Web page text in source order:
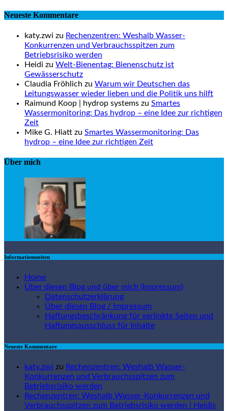
Neueste Kommentare
katy.zwi zu Rechenzentren: Weshalb Wasser-
Konkurrenzen und Verbrauchsspitzen zum
Betriebsrisiko werden
Heidi zu Welt-Bienentag: Bienenschutz ist
Gewässerschutz
Claudia Fröhlich zu Warum wir Deutschen das
Leitungswasser wieder lieben und die Politik uns hilft
Raimund Koop | hydrop systems zu Smartes
Wassermonitoring: Das hydrop – eine Idee zur richtigen
Zeit
Mike G. Hiatt zu Smartes Wassermonitoring: Das
hydrop – eine Idee zur richtigen Zeit
Über mich
Informationsseiten
Home
Über diesen Blog und über mich (Impressum)
Datenschutzerklärung
Über diesen Blog / Impressum
Haftungsbeschränkung für verlinkte Seiten und
Haftungsausschluss für Inhalte
Neueste Kommentare
katy.zwi zu Rechenzentren: Weshalb Wasser-
Konkurrenzen und Verbrauchsspitzen zum
Betriebsrisiko werden
Rechenzentren: Weshalb Wasser-Konkurrenzen und
Verbrauchsspitzen zum Betriebsrisiko werden | Heidis